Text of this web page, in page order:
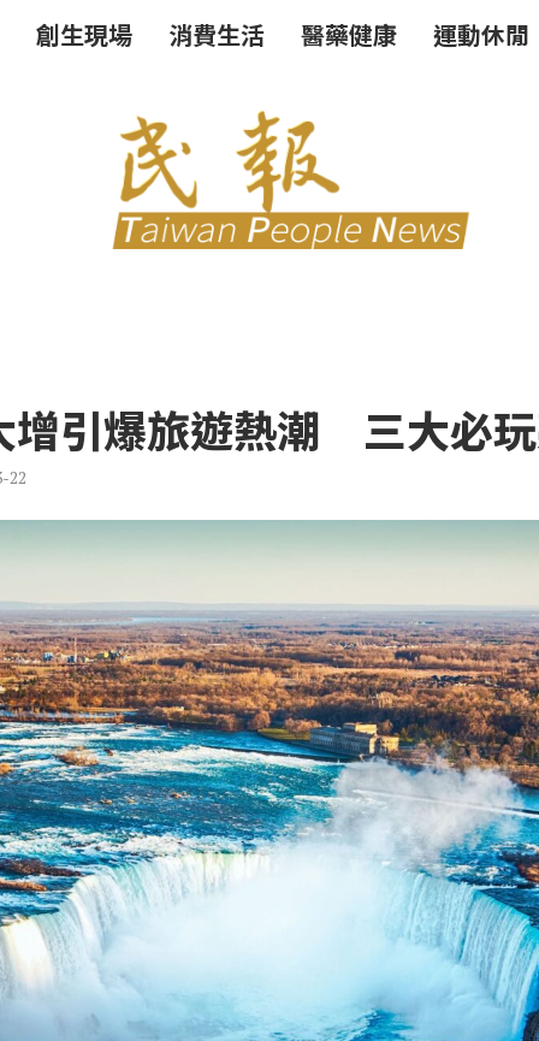
創生現場 消費生活 醫藥健康 運動休閒
增引爆旅遊熱潮 三大必
22